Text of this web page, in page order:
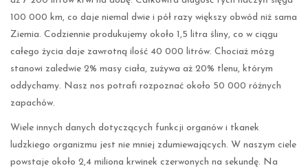
100 000 km, co daje niemal dwie i pół razy większy obwód niż sama
Ziemia. Codziennie produkujemy około 1,5 litra śliny, co w ciągu
całego życia daje zawrotną ilość 40 000 litrów. Chociaż mózg
stanowi zaledwie 2% masy ciała, zużywa aż 20% tlenu, którym
oddychamy. Nasz nos potrafi rozpoznać około 50 000 różnych
zapachów.
Wiele innych danych dotyczących funkcji organów i tkanek
ludzkiego organizmu jest nie mniej zdumiewających. W naszym ciele
powstaje około 2,4 miliona krwinek czerwonych na sekundę. Na